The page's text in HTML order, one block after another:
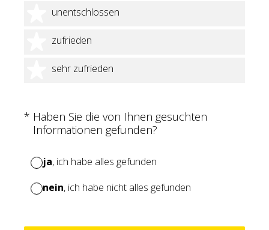
unentschlossen
3 Sterne
zufrieden
4 Sterne
sehr zufrieden
5 Sterne
* Haben Sie die von Ihnen gesuchten
Informationen gefunden?
(Erforderlich.)
ja, ich habe alles gefunden
nein, ich habe nicht alles gefunden